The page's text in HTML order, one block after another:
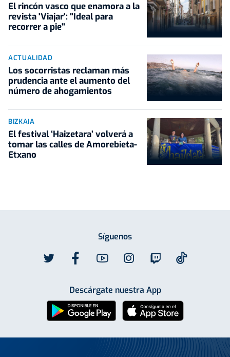
El rincón vasco que enamora a la
revista 'Viajar': "Ideal para
recorrer a pie"
ACTUALIDAD
Los socorristas reclaman más
prudencia ante el aumento del
número de ahogamientos
BIZKAIA
El festival ‘Haizetara’ volverá a
tomar las calles de Amorebieta-
Etxano
Síguenos
Descárgate nuestra App